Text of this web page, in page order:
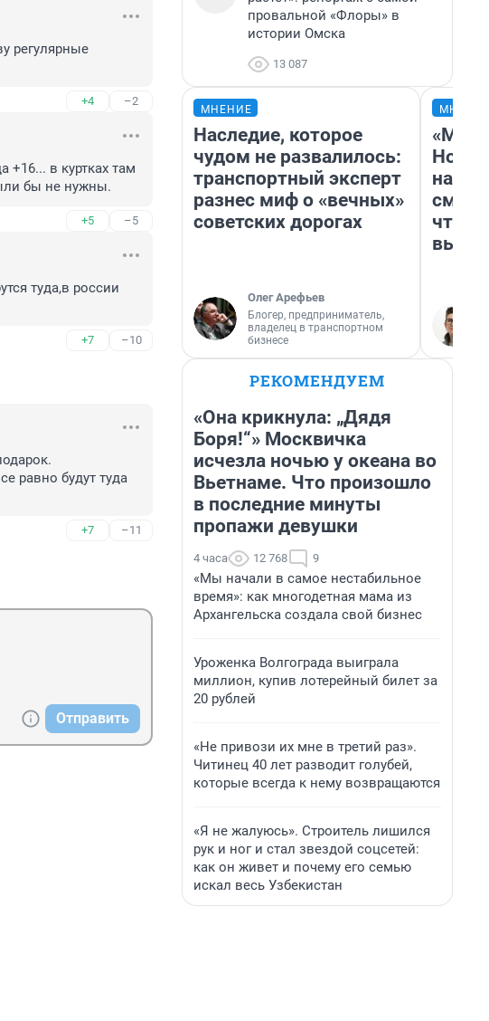
регулярные
+4 –2
в куртках там
бы не нужны.
+5 –5
туда,в россии
+7 –10
равно будут туда
+7 –11
Отправить
провальной «Флоры» в
истории Омска
13 087
МНЕНИЕ
Наследие, которое
чудом не развалилось:
транспортный эксперт
разнес миф о «вечных»
советских дорогах
Олег Арефьев
Блогер, предприниматель,
владелец в транспортном
бизнесе
«Мы
РЕКОМЕНДУЕМ
«Она крикнула: „Дядя
Боря!“» Москвичка
исчезла ночью у океана во
Вьетнаме. Что произошло
в последние минуты
пропажи девушки
4 часа 12 768 9
«Мы начали в самое нестабильное
время»: как многодетная мама из
Архангельска создала свой бизнес
Уроженка Волгограда выиграла
миллион, купив лотерейный билет за
20 рублей
«Не привози их мне в третий раз».
Читинец 40 лет разводит голубей,
которые всегда к нему возвращаются
«Я не жалуюсь». Строитель лишился
рук и ног и стал звездой соцсетей:
как он живет и почему его семью
искал весь Узбекистан